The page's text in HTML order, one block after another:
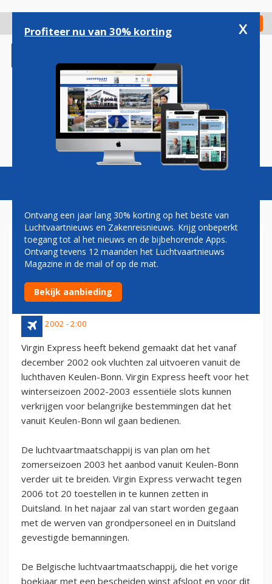
gaan
Check in
Magazine Podcasts Vacatures
VIRGIN EXPRESS BREIDT
DIENSTEN UIT NAAR
DUITSLAND
10 juli 2002 - 2:00
Virgin Express heeft bekend gemaakt dat het vanaf
december 2002 ook vluchten zal uitvoeren vanuit de
luchthaven Keulen-Bonn. Virgin Express heeft voor het
winterseizoen 2002-2003 essentiële slots kunnen
verkrijgen voor belangrijke bestemmingen dat het
vanuit Keulen-Bonn wil gaan bedienen.
De luchtvaartmaatschappij is van plan om het
zomerseizoen 2003 het aanbod vanuit Keulen-Bonn
verder uit te breiden. Virgin Express verwacht tegen
2006 tot 20 toestellen in te kunnen zetten in
Duitsland. In het najaar zal van start worden gegaan
met de werven van grondpersoneel en in Duitsland
gevestigde bemanningen.
De Belgische luchtvaartmaatschappij, die het vorige
boekjaar met een bescheiden winst afsloot en voor dit
Profiteer nu van 30% korting x
Ontvang een jaar lang 30% korting op het beste van
Luchtvaartnieuws en Zakenreisnieuws. Krijg onbeperkt
toegang tot al het nieuws en de bijbehorende Apps.
Ontvang tevens 12 maanden het Luchtvaartnieuws
Magazine in de mail of op de mat.
Bekijk aanbieding